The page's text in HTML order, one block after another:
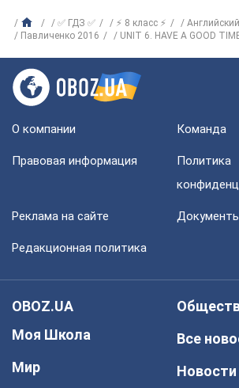
✅ ГДЗ ✅ ⚡ 8 класс ⚡
Павличенко 2016
UNIT 6. HAVE A GOOD
О компании Команда
Правовая информация
Политика
Реклама на сайте
Редакционная политика
OBOZ.UA
Моя Школа
Мир
Все
Новости